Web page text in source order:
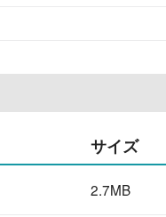
サイズ
2.7MB